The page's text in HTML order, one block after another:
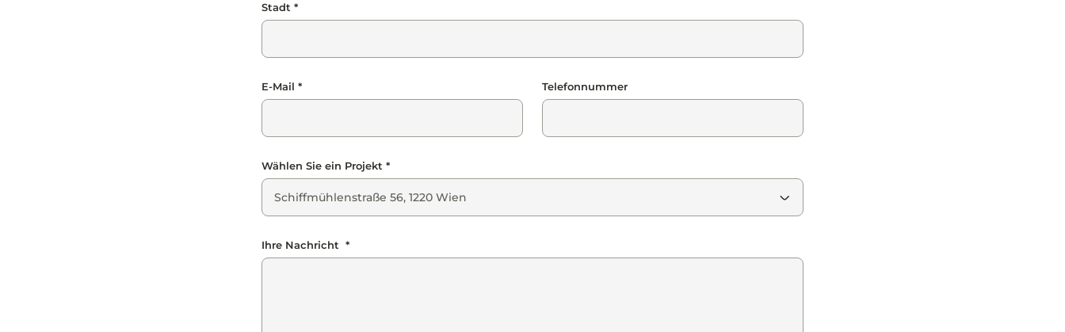
Stadt *
E-Mail * Telefonnummer
Wählen Sie ein Projekt *
Ihre Nachricht *